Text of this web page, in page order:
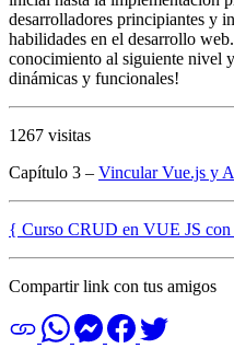
desarrolladores principiantes y
habilidades en el desarrollo
conocimiento al siguiente nivel
dinámicas y funcionales!
1267 visitas
Capítulo 3 – Vincular Vue.js y
{ Curso CRUD en VUE JS
Compartir link con tus amigos